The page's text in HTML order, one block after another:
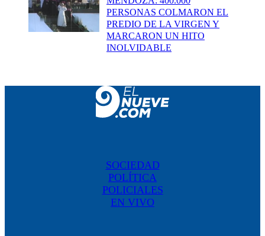
PERSONAS COLMARON EL
PREDIO DE LA VIRGEN Y
MARCARON UN HITO
INOLVIDABLE
SOCIEDAD
POLÍTICA
POLICIALES
EN VIVO